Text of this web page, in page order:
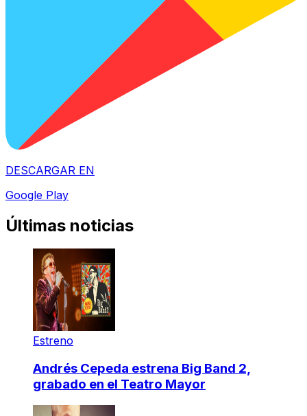
DESCARGAR EN
Google Play
Últimas noticias
Estreno
Andrés Cepeda estrena Big Band 2,
grabado en el Teatro Mayor